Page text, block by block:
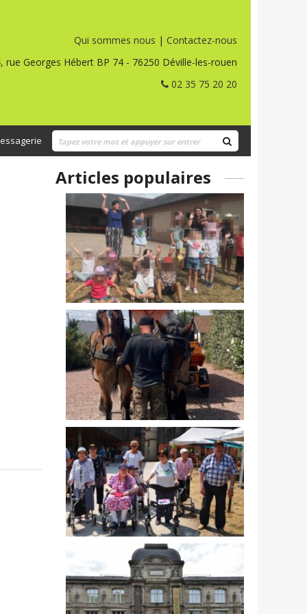
Qui sommes nous | Contactez-nous
rue Georges Hébert BP 74 - 76250 Déville-les-rouen
02 35 75 20 20
Articles populaires